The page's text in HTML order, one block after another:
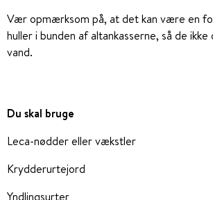
Vær opmærksom på, at det kan være en
huller i bunden af altankasserne, så de
vand.
Du skal bruge
Leca-nødder eller vækstler
Krydderurtejord
Yndlingsurter